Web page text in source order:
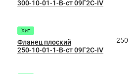
300-10-01-1-B-ст 09Г2С-IV
Хит
Фланец плоский
250-10-01-1-B-ст 09Г2С-IV
250